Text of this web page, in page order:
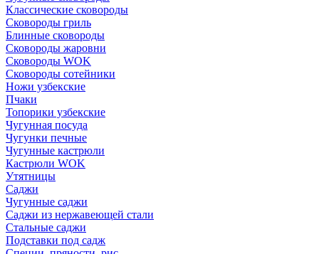
Классические сковороды
Сковороды гриль
Блинные сковороды
Сковороды жаровни
Сковороды WOK
Сковороды сотейники
Ножи узбекские
Пчаки
Топорики узбекские
Чугунная посуда
Чугунки печные
Чугунные кастрюли
Кастрюли WOK
Утятницы
Саджи
Чугунные саджи
Саджи из нержавеющей стали
Стальные саджи
Подставки под садж